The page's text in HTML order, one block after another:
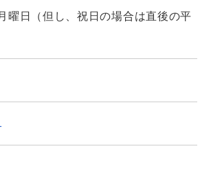
曜日（但し、祝日の場合は直後の平